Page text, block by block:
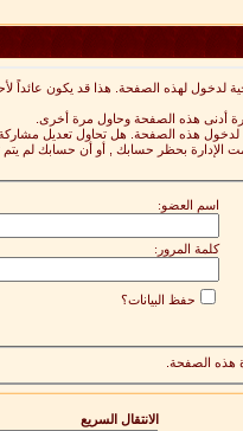
لدخول لهذه الصفحة. هذا قد يكون عائداً
أدنى هذه الصفحة وحاول مرة أخرى.
لدخول هذه الصفحة. هل تحاول تعديل
الإدارة بحظر حسابك , أو أن حسابك لم يتم
اسم العضو:
كلمة المرور:
حفظ البيانات؟
هذه الصفحة.
الانتقال السريع